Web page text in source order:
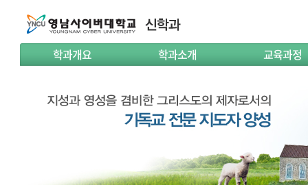
학과개요 학과소개 교육과정